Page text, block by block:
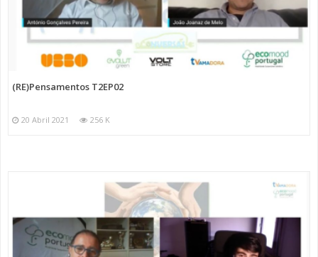
(RE)Pensamentos T2EP02
20 Abril 2021 256 K